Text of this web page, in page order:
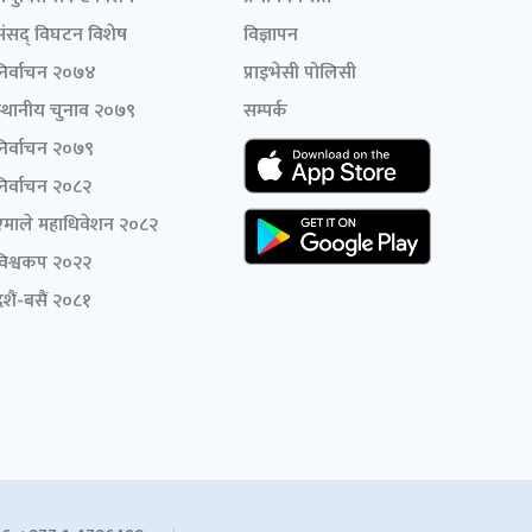
विघटन विशेष
२०७४
चुनाव २०७९
२०७९
२०८२
महाधिवेशन २०८२
२०२२
बसैं २०८१
विज्ञापन
प्राइभेसी पोलिसी
सम्पर्क